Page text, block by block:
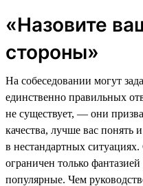
«Назовите
стороны»
На собеседовании могут
единственно правильных
не существует, — они
качества, лучше вас понять
в нестандартных
ограничен только
популярные. Чем